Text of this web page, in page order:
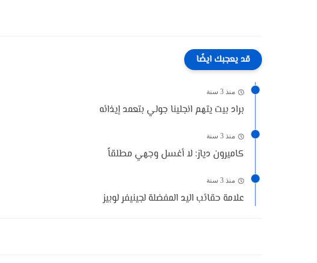
قد يعجبك ايضًا
منذ 3 سنة
براد بيت يتهم انجلينا جولي بتعمد إيذائه
منذ 3 سنة
كاميرون دياز: لا أغسل وجهي مطلقاً
منذ 3 سنة
علامة حقائب اليد المفضلة لجينيفر لوبيز